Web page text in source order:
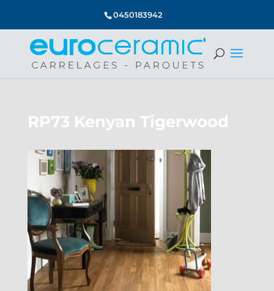
0450183942
RP73 Kenyan Tigerwood